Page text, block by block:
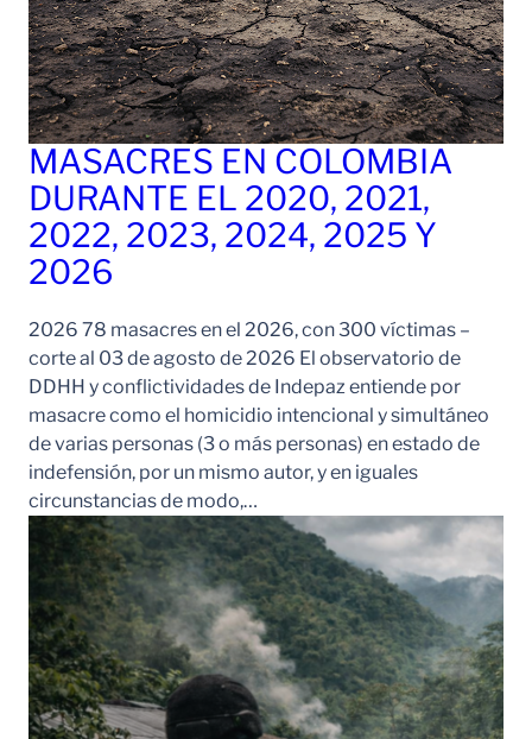
MASACRES EN COLOMBIA
DURANTE EL 2020, 2021,
2022, 2023, 2024, 2025 Y
2026
2026 78 masacres en el 2026, con 300 víctimas –
corte al 03 de agosto de 2026 El observatorio de
DDHH y conflictividades de Indepaz entiende por
masacre como el homicidio intencional y simultáneo
de varias personas (3 o más personas) en estado de
indefensión, por un mismo autor, y en iguales
circunstancias de modo,…